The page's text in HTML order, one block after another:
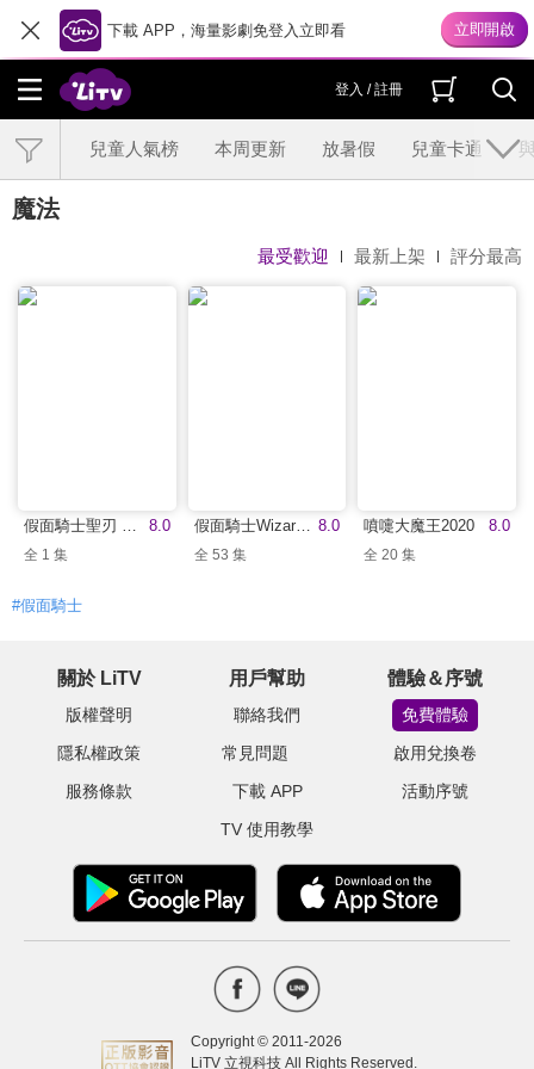
下載 APP，海量影劇免登入立即看
登入 / 註冊
兒童人氣榜 本周更新 放暑假 兒童卡通
魔法
最受歡迎 最新上架 評分最高
8.0
全 1 集
8.0
假面騎士Wizard(中文版)
全 53 集
8.0
噴嚏大魔王2020
全 20 集
#假面騎士
關於 LiTV
版權聲明
隱私權政策
服務條款
用戶幫助
聯絡我們
常見問題
下載 APP
TV 使用教學
體驗＆序號
免費體驗
啟用兌換卷
活動序號
Copyright © 2011-2026
LiTV 立視科技 All Rights Reserved.